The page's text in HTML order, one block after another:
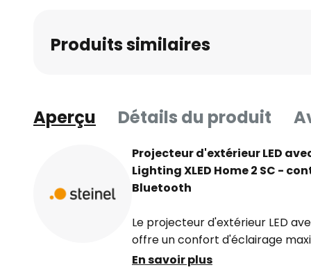
Produits similaires
Aperçu Détails du produit
Projecteur d'extérieur LED
Lighting XLED Home 2 SC -
Bluetooth
Le projecteur d'extérieur LED
offre un confort d'éclairage
facilement via l'application
En savoir plus